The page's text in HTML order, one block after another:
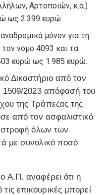
Αρτοποιών, κ.ά.)
ως 2.399 ευρώ.
μόνον για τη
νόμο 4093 και τα
ευρώ ως 1.985 ευρώ.
Δικαστήριο από τον
1509/2023 απόφασή του
της Τράπεζας της
από τον ασφαλιστικό
όλων των
με συνολικό ποσό
Α.Π. αναφέρει ότι η
επικουρικές μπορεί